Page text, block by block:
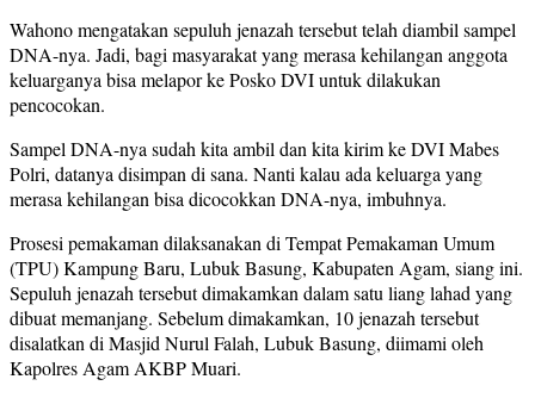
Wahono mengatakan sepuluh jenazah tersebut telah diambil sampel
DNA-nya. Jadi, bagi masyarakat yang merasa kehilangan anggota
keluarganya bisa melapor ke Posko DVI untuk dilakukan
pencocokan.
Sampel DNA-nya sudah kita ambil dan kita kirim ke DVI Mabes
Polri, datanya disimpan di sana. Nanti kalau ada keluarga yang
merasa kehilangan bisa dicocokkan DNA-nya, imbuhnya.
Prosesi pemakaman dilaksanakan di Tempat Pemakaman Umum
(TPU) Kampung Baru, Lubuk Basung, Kabupaten Agam, siang ini.
Sepuluh jenazah tersebut dimakamkan dalam satu liang lahad yang
dibuat memanjang. Sebelum dimakamkan, 10 jenazah tersebut
disalatkan di Masjid Nurul Falah, Lubuk Basung, diimami oleh
Kapolres Agam AKBP Muari.